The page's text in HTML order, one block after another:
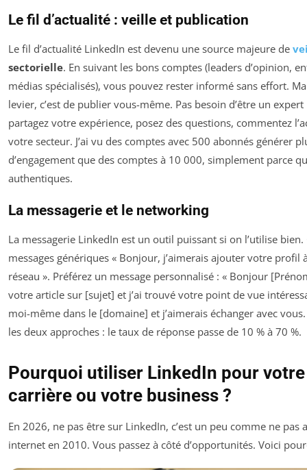
Le fil d’actualité : veille et publication
Le fil d’actualité LinkedIn est devenu une source majeure de
sectorielle. En suivant les bons comptes (leaders d’opinion,
médias spécialisés), vous pouvez rester informé sans effort.
levier, c’est de publier vous-même. Pas besoin d’être un
partagez votre expérience, posez des questions, commentez
votre secteur. J’ai vu des comptes avec 500 abonnés générer
d’engagement que des comptes à 10 000, simplement parce
authentiques.
La messagerie et le networking
La messagerie LinkedIn est un outil puissant si on l’utilise
messages génériques « Bonjour, j’aimerais ajouter votre profil
réseau ». Préférez un message personnalisé : « Bonjour
votre article sur [sujet] et j’ai trouvé votre point de vue
moi-même dans le [domaine] et j’aimerais échanger avec vous.
les deux approches : le taux de réponse passe de 10 % à 70 %.
Pourquoi utiliser LinkedIn pour votre
carrière ou votre business ?
En 2026, ne pas être sur LinkedIn, c’est un peu comme ne pas
internet en 2010. Vous passez à côté d’opportunités. Voici